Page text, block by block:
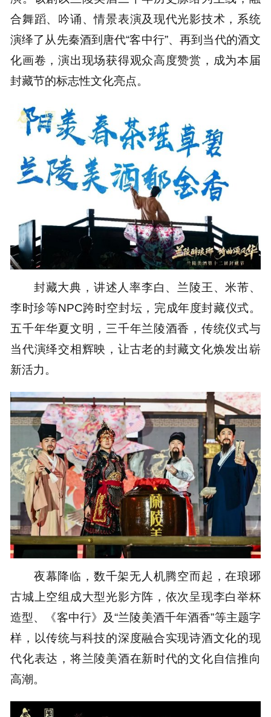
合舞蹈、吟诵、情景表演及现代光影技术，系统
演绎了从先秦酒到唐代“客中行”、再到当代的酒文
化画卷，演出现场获得观众高度赞赏，成为本届
封藏节的标志性文化亮点。
封藏大典，讲述人率李白、兰陵王、米芾、
李时珍等NPC跨时空封坛，完成年度封藏仪式。
五千年华夏文明，三千年兰陵酒香，传统仪式与
当代演绎交相辉映，让古老的封藏文化焕发出崭
新活力。
夜幕降临，数千架无人机腾空而起，在琅琊
古城上空组成大型光影方阵，依次呈现李白举杯
造型、《客中行》及“兰陵美酒千年酒香”等主题字
样，以传统与科技的深度融合实现诗酒文化的现
代化表达，将兰陵美酒在新时代的文化自信推向
高潮。